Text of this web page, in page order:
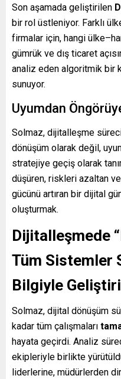
Son aşamada geliştirilen
bir rol üstleniyor. Farklı
firmalar için, hangi
gümrük ve dış ticaret
analiz eden algoritmik bir
sunuyor.
Uyumdan
Solmaz, dijitalleşme
dönüşüm olarak değil,
stratejiye geçiş olarak
düşüren, riskleri azaltan
gücünü artıran bir dijital
oluşturmak.
Dijitalleşmede
Tüm Sistemler
Bilgiyle
Solmaz, dijital dönüşüm
kadar tüm çalışmaları
hayata geçirdi. Analiz
ekipleriyle birlikte
liderlerine, müdürlerden